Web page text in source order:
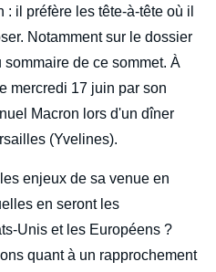
il préfère les tête-à-tête où il
Notamment sur le dossier
de ce sommet. À
mercredi 17 juin par son
Macron lors d'un dîner
(Yvelines).
enjeux de sa venue en
en seront les
Unis et les Européens ?
quant à un rapprochement